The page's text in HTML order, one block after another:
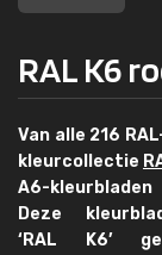
RAL K6
Van alle 216
kleurcollectie
A6-kleurbladen
Deze
‘RAL K6’